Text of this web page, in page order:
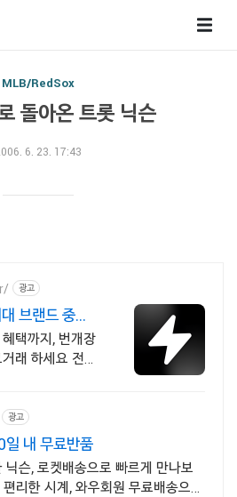
MLB/RedSox
돌아온 트롯 닉슨
6. 23. 17:43
광고
브랜드 중고
택까지, 번개장
래 하세요 전국
광고
내 무료반품
슨, 로켓배송으로 빠르게 만나보
리한 시계, 와우회원 무료배송으로